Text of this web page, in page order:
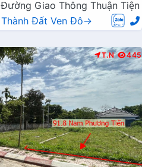
Đường Giao Thông Thuận Tiện
Thành Đất Ven Đô→
T.N 445